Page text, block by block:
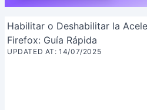
Habilitar o Deshabilitar la
Firefox: Guía Rápida
UPDATED AT: 14/07/2025